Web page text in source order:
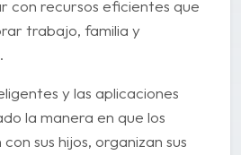
con recursos eficientes que
trabajo, familia y
y las aplicaciones
la manera en que los
sus hijos, organizan sus